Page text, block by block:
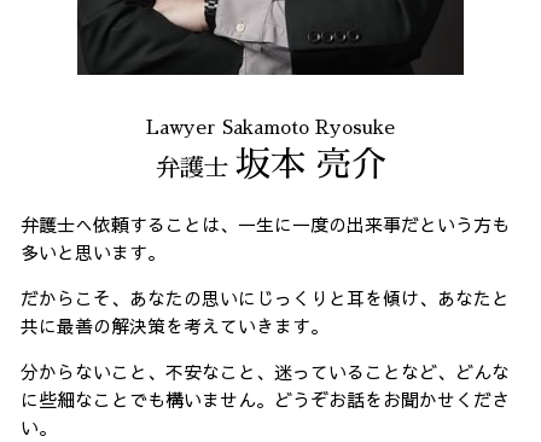
Lawyer Sakamoto Ryosuke
弁護士 坂本 亮介
弁護士へ依頼することは、一生に一度の出来事だという方も
多いと思います。
だからこそ、あなたの思いにじっくりと耳を傾け、あなたと
共に最善の解決策を考えていきます。
分からないこと、不安なこと、迷っていることなど、どんな
に些細なことでも構いません。どうぞお話をお聞かせくださ
い。